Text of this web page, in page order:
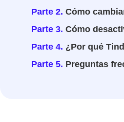
Parte 2. Cómo
Parte 3. Cómo
Parte 4. ¿Por qué
Parte 5. Preguntas